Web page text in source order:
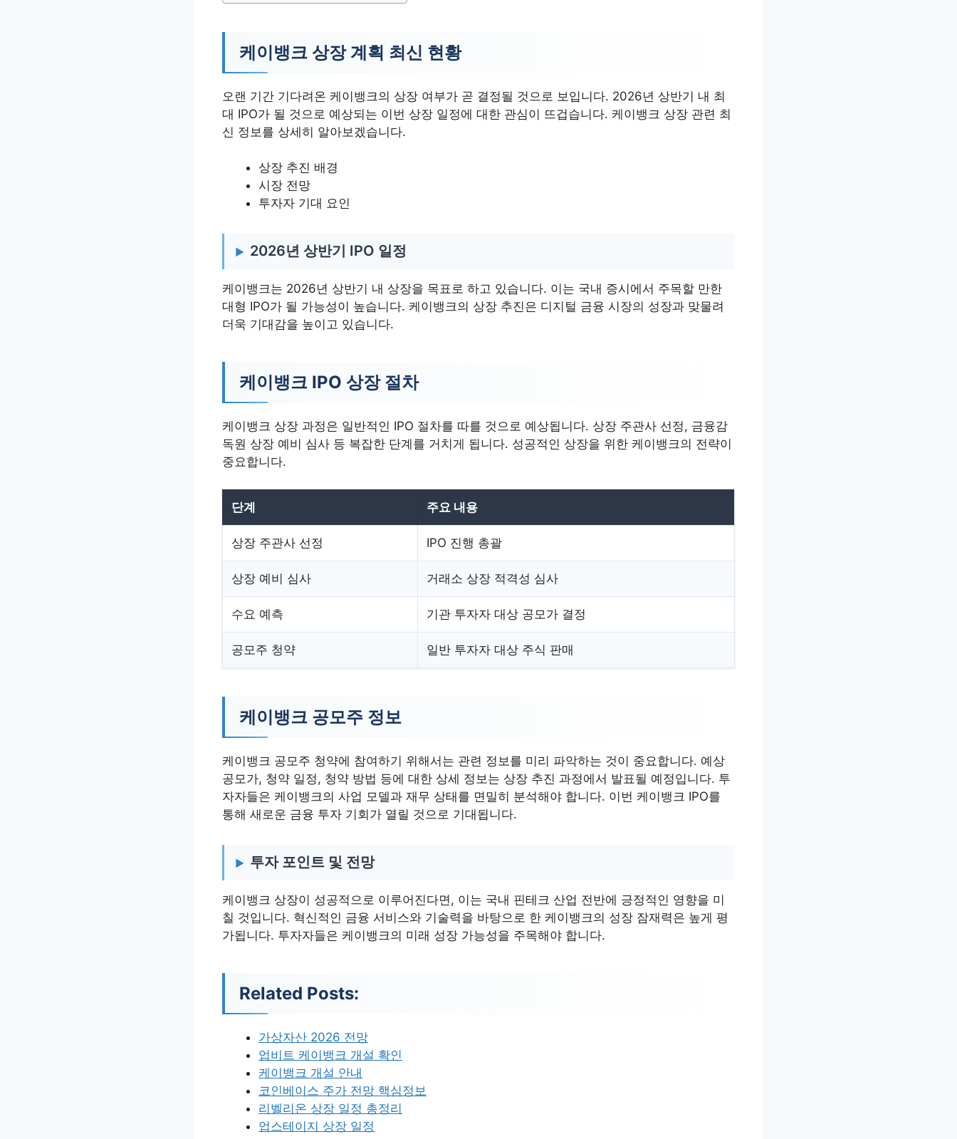
케이뱅크 상장 계획 최신 현황
오랜 기간 기다려온 케이뱅크의 상장 여부가 곧 결정될 것으로 보입니다. 2026년 상반기 내 최
대 IPO가 될 것으로 예상되는 이번 상장 일정에 대한 관심이 뜨겁습니다. 케이뱅크 상장 관련 최
신 정보를 상세히 알아보겠습니다.
상장 추진 배경
시장 전망
투자자 기대 요인
2026년 상반기 IPO 일정
케이뱅크는 2026년 상반기 내 상장을 목표로 하고 있습니다. 이는 국내 증시에서 주목할 만한
대형 IPO가 될 가능성이 높습니다. 케이뱅크의 상장 추진은 디지털 금융 시장의 성장과 맞물려
더욱 기대감을 높이고 있습니다.
케이뱅크 IPO 상장 절차
케이뱅크 상장 과정은 일반적인 IPO 절차를 따를 것으로 예상됩니다. 상장 주관사 선정, 금융감
독원 상장 예비 심사 등 복잡한 단계를 거치게 됩니다. 성공적인 상장을 위한 케이뱅크의 전략이
중요합니다.
단계 주요 내용
상장 주관사 선정 IPO 진행 총괄
상장 예비 심사 거래소 상장 적격성 심사
수요 예측 기관 투자자 대상 공모가 결정
공모주 청약 일반 투자자 대상 주식 판매
케이뱅크 공모주 정보
케이뱅크 공모주 청약에 참여하기 위해서는 관련 정보를 미리 파악하는 것이 중요합니다. 예상
공모가, 청약 일정, 청약 방법 등에 대한 상세 정보는 상장 추진 과정에서 발표될 예정입니다. 투
자자들은 케이뱅크의 사업 모델과 재무 상태를 면밀히 분석해야 합니다. 이번 케이뱅크 IPO를
통해 새로운 금융 투자 기회가 열릴 것으로 기대됩니다.
투자 포인트 및 전망
케이뱅크 상장이 성공적으로 이루어진다면, 이는 국내 핀테크 산업 전반에 긍정적인 영향을 미
칠 것입니다. 혁신적인 금융 서비스와 기술력을 바탕으로 한 케이뱅크의 성장 잠재력은 높게 평
가됩니다. 투자자들은 케이뱅크의 미래 성장 가능성을 주목해야 합니다.
Related Posts:
가상자산 2026 전망
업비트 케이뱅크 개설 확인
케이뱅크 개설 안내
코인베이스 주가 전망 핵심정보
리벨리온 상장 일정 총정리
업스테이지 상장 일정